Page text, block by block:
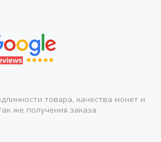
товара, качества монет и
же получения заказа